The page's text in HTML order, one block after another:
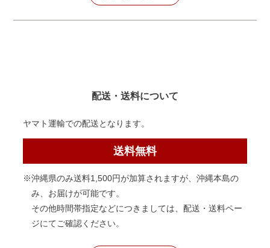
配送・送料について
ヤマト運輸での配送となります。
送料無料
※沖縄県のみ送料1,500円が加算されますが、沖縄本島の
み、お届けが可能です。
その他時間帯指定などにつきましては、配送・送料ペー
ジにてご確認ください。